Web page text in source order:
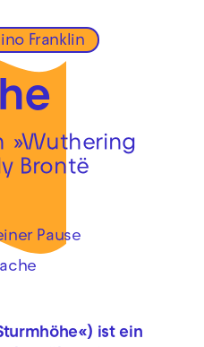
Zum Footer springen
Franklin
»Wuthering
Brontë
Pause
ist ein